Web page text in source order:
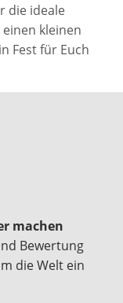
die ideale
kleinen
Fest für Euch
machen
Bewertung
die Welt ein